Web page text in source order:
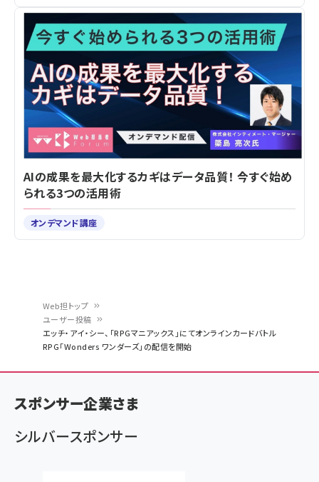
く
ず
Web担トップ
ユーザー投稿
エッチ・アイ・シー、「RPGマニアックス」にてオンラインカードバトル
RPG「Wonders ワンダーズ」の配信を開始
AIの成果を最大化するカギはデータ品質！ 今すぐ始め
られる3つの活用術
オンデマンド講座
スポンサー企業さま
シルバースポンサー